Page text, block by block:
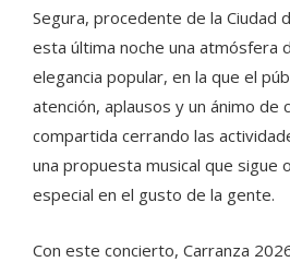
Segura, procedente de la Ciudad
esta última noche una atmósfera
elegancia popular, en la que el
atención, aplausos y un ánimo de
compartida cerrando las
una propuesta musical que sigue
especial en el gusto de la gente.
Con este concierto, Carranza